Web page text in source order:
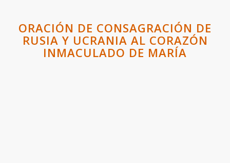
ORACIÓN DE CONSAGRACIÓN DE
RUSIA Y UCRANIA AL CORAZÓN
INMACULADO DE MARÍA